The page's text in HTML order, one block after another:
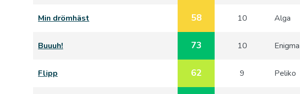
Min drömhäst 58 10 Alga
Buuuh! 73 10 Enigma
Flipp 62 9 Peliko